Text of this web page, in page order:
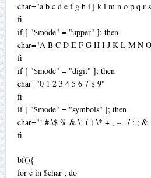
char="a b c d e f g h i j k l m n o p q r
fi
if [ "$mode" = "upper" ]; then
char="A B C D E F G H I J K L M N
fi
if [ "$mode" = "digit" ]; then
char="0 1 2 3 4 5 6 7 8 9"
fi
if [ "$mode" = "symbols" ]; then
char="! # \$ % & \‘ ( ) \* + , – . / : ;
fi
bf(){
for c in $char ; do